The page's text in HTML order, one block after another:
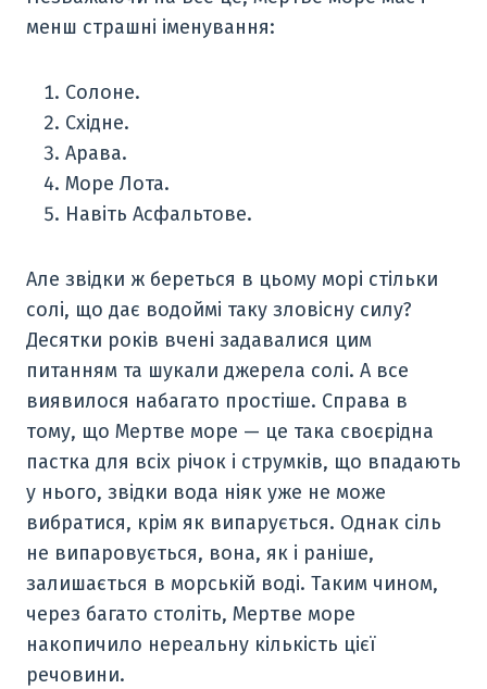
менш страшні іменування:
Солоне.
Східне.
Арава.
Море Лота.
Навіть Асфальтове.
Але звідки ж береться в цьому морі стільки
солі, що дає водоймі таку зловісну силу?
Десятки років вчені задавалися цим
питанням та шукали джерела солі. А все
виявилося набагато простіше. Справа в
тому, що Мертве море — це така своєрідна
пастка для всіх річок і струмків, що впадають
у нього, звідки вода ніяк уже не може
вибратися, крім як випарується. Однак сіль
не випаровується, вона, як і раніше,
залишається в морській воді. Таким чином,
через багато століть, Мертве море
накопичило нереальну кількість цієї
речовини.